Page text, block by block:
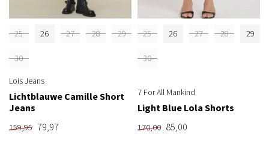
25 26 27 28 29
30
Lois Jeans
Lichtblauwe Camille Short
Jeans
159,95 79,97
25 26 27 28 29
30
7 For All Mankind
Light Blue Lola Shorts
170,00 85,00